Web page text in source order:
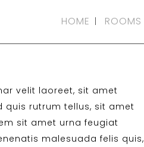
HOME ROOMS
velit laoreet, sit amet
quis rutrum tellus, sit amet
sit amet urna feugiat
malesuada felis quis,